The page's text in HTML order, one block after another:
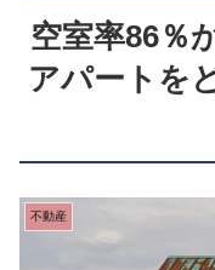
空室率86％
アパートを
不動産